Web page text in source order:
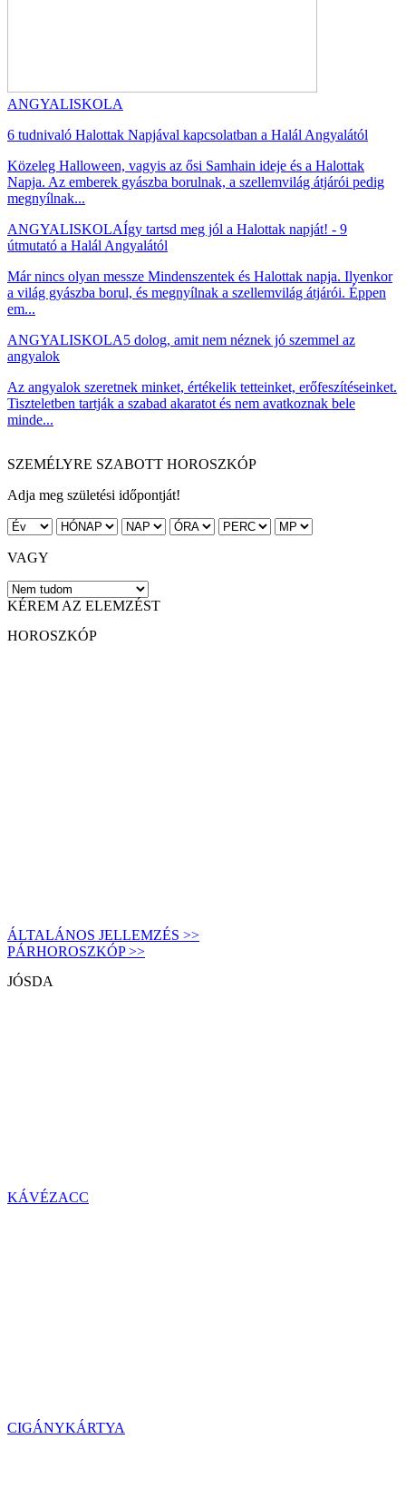
ANGYALISKOLA
6 tudnivaló Halottak Napjával kapcsolatban a Halál Angyalától
Közeleg Halloween, vagyis az ősi Samhain ideje és a Halottak
Napja. Az emberek gyászba borulnak, a szellemvilág átjárói pedig
megnyílnak...
ANGYALISKOLAÍgy tartsd meg jól a Halottak napját! - 9
útmutató a Halál Angyalától
Már nincs olyan messze Mindenszentek és Halottak napja. Ilyenkor
a világ gyászba borul, és megnyílnak a szellemvilág átjárói. Éppen
em...
ANGYALISKOLA5 dolog, amit nem néznek jó szemmel az
angyalok
Az angyalok szeretnek minket, értékelik tetteinket, erőfeszítéseinket.
Tiszteletben tartják a szabad akaratot és nem avatkoznak bele
minde...
SZEMÉLYRE SZABOTT HOROSZKÓP
Adja meg születési időpontját!
VAGY
KÉREM AZ ELEMZÉST
HOROSZKÓP
ÁLTALÁNOS JELLEMZÉS >>
PÁRHOROSZKÓP >>
JÓSDA
KÁVÉZACC
CIGÁNYKÁRTYA